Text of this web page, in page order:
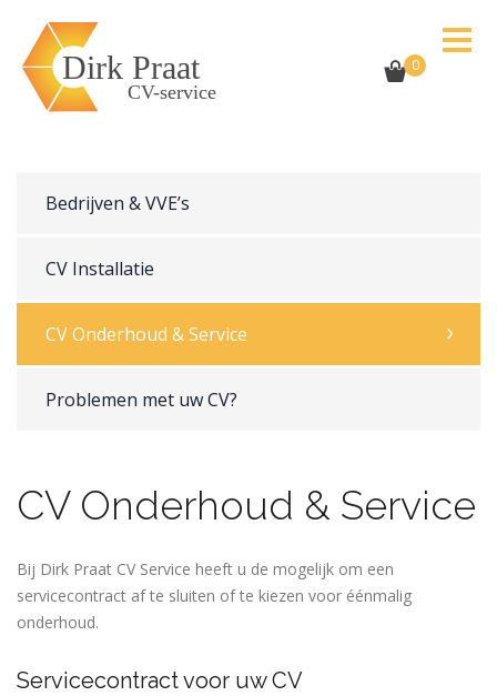
0
Bedrijven & VVE’s
CV Installatie
CV Onderhoud & Service
Problemen met uw CV?
CV Onderhoud & Service
Bij Dirk Praat CV Service heeft u de mogelijk om een
servicecontract af te sluiten of te kiezen voor éénmalig
onderhoud.
Servicecontract voor uw CV